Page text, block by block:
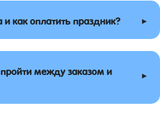
как оплатить праздник? ▸
между заказом и ▸